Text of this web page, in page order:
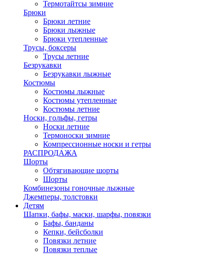
Термотайтсы зимние
Брюки
Брюки летние
Брюки лыжные
Брюки утепленные
Трусы, боксеры
Трусы летние
Безрукавки
Безрукавки лыжные
Костюмы
Костюмы лыжные
Костюмы утепленные
Костюмы летние
Носки, гольфы, гетры
Носки летние
Термоноски зимние
Компрессионные носки и гетры
РАСПРОДАЖА
Шорты
Обтягивающие шорты
Шорты
Комбинезоны гоночные лыжные
Джемперы, толстовки
Детям
Шапки, бафы, маски, шарфы, повязки
Бафы, банданы
Кепки, бейсболки
Повязки летние
Повязки теплые